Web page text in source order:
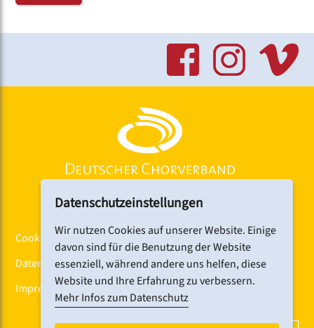
Cookiebanner
Datenschutz
Impressum
Datenschutzeinstellungen
Wir nutzen Cookies auf unserer Website. Einige
davon sind für die Benutzung der Website
essenziell, während andere uns helfen, diese
Website und Ihre Erfahrung zu verbessern.
Mehr Infos zum Datenschutz